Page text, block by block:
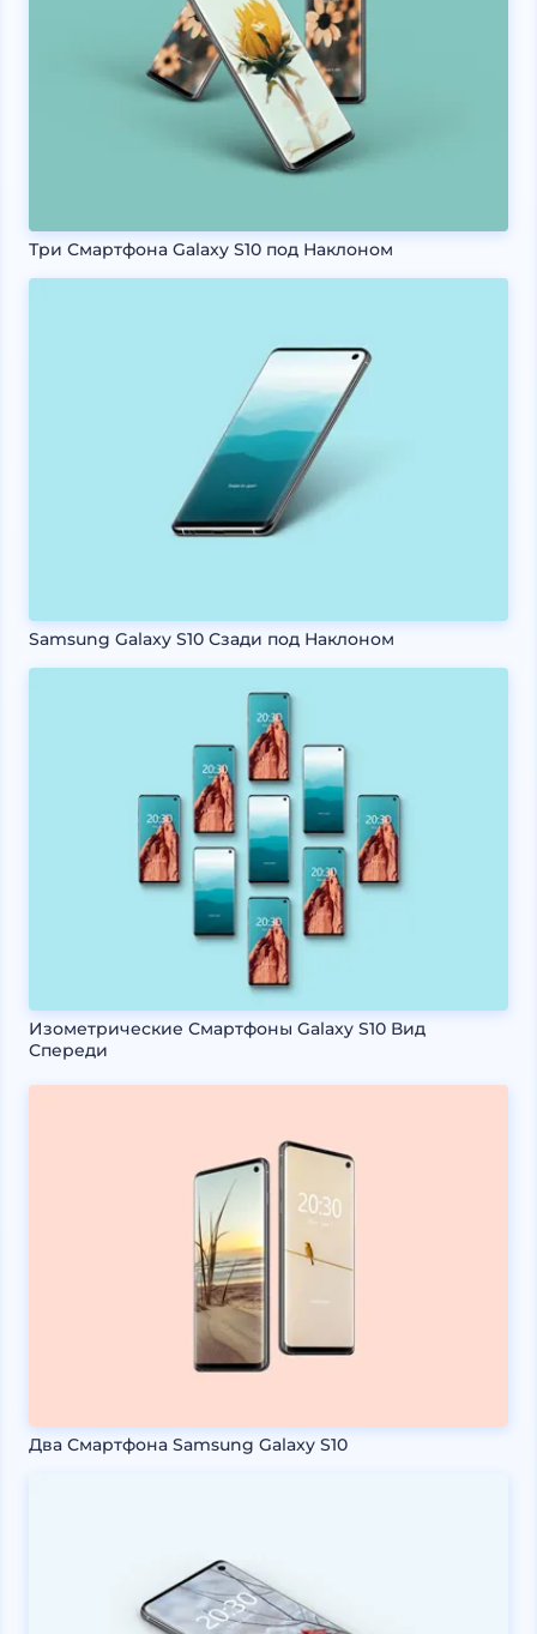
Три Смартфона Galaxy S10 под Наклоном
Samsung Galaxy S10 Сзади под Наклоном
Изометрические Смартфоны Galaxy S10 Вид
Спереди
Два Смартфона Samsung Galaxy S10